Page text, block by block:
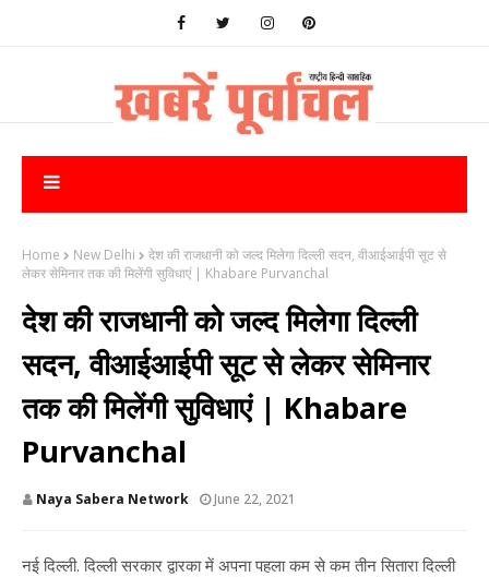
Home New Delhi
देश की राजधानी को जल्द मिलेगा दिल्ली सदन, वीआईआईपी सूट से
लेकर सेमिनार तक की मिलेंगी सुविधाएं | Khabare Purvanchal
देश की राजधानी को जल्द मिलेगा दिल्ली
सदन, वीआईआईपी सूट से लेकर सेमिनार
तक की मिलेंगी सुविधाएं | Khabare
Purvanchal
Naya Sabera Network June 22, 2021
नई दिल्ली. दिल्ली सरकार द्वारका में अपना पहला कम से कम तीन सितारा दिल्ली